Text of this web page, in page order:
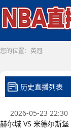
您的位置： 英冠
历史直播列表
2026-05-23 22:30
赫尔城 VS 米德尔斯堡